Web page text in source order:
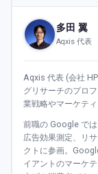
多田 翼
Aqxis 代表
Aqxis 代表 (会社
グリサーチのプロ
業戦略やマーケテ
前職の Google で
広告効果測定、リ
クトに参画。
イアントのマーケ